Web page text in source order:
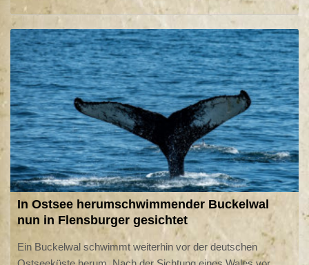
Frankreichs seit Mittwoch rund 110.000 Menschen evakuiert,
insbesondere in der Region um Bordeaux spitzte sich die
Lage dramatisch zu. In Spanien wurden laut
Innenministerium alleine im Raum Madrid 63.000 Menschen
zur Evakuierung oder zum Verbleib in Gebäuden
aufgefordert. Den Behörden zufolge war das Feuer dort "nicht
zu löschen".
In Ostsee herumschwimmender Buckelwal
nun in Flensburger gesichtet
Ein Buckelwal schwimmt weiterhin vor der deutschen